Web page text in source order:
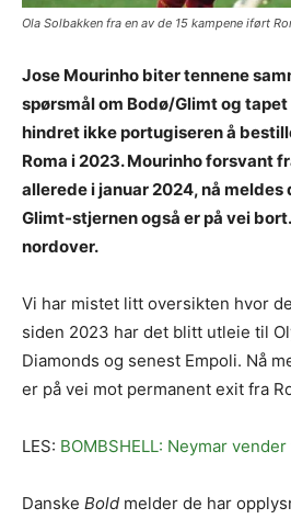
Ola Solbakken fra en av de 15 kampene iført
Jose Mourinho biter tennene
spørsmål om Bodø/Glimt og
hindret ikke portugiseren å
Roma i 2023. Mourinho forsvant
allerede i januar 2024, nå
Glimt-stjernen også er på vei
nordover.
Vi har mistet litt oversikten hvor
siden 2023 har det blitt utleie til
Diamonds og senest Empoli. Nå
er på vei mot permanent exit fra
LES: BOMBSHELL: Neymar
Danske Bold melder de har